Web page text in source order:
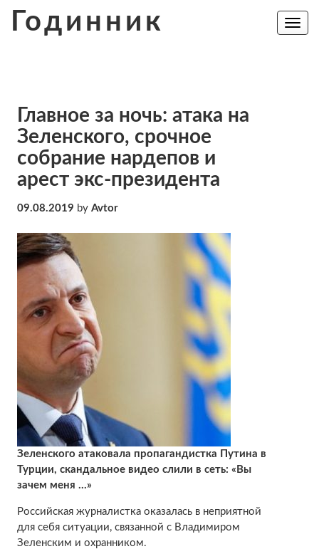
Годинник
Toggle
Главное за ночь: атака на
Зеленского, срочное
собрание нардепов и
арест экс-президента
09.08.2019 by Avtor
Зеленского атаковала пропагандистка Путина в
Турции, скандальное видео слили в сеть: «Вы
зачем меня …»
Российская журналистка оказалась в неприятной
для себя ситуации, связанной с Владимиром
Зеленским и охранником.